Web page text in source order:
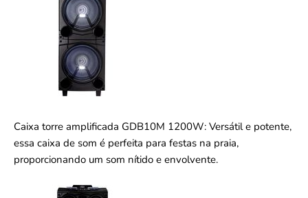
Caixa torre amplificada GDB10M 1200W: Versátil e potente,
essa caixa de som é perfeita para festas na praia,
proporcionando um som nítido e envolvente.